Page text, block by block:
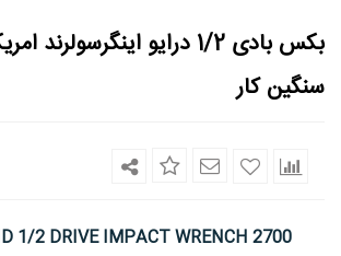
سنگین کار
1/2 DRIVE IMPACT WRENCH 2700